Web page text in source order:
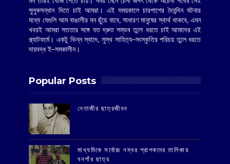
সুলুকসন্ধান দিতে চাই আমরা। এই সময়কালে চারপাশের দৈনন্দিন ঘটনার
মধ্যে যেগুলি আম বাঙালীর মন ছুঁয়ে যাবে, সাধারণ মানুষের স্বার্থ থাকবে, এমন
খবরই আমরা সততার সঙ্গে যত দ্রুত সম্ভব তুলে ধরতে চাই আমাদের এই
প্ল্যাটফর্মে। একটু ভিন্ন স্বাদে, সুস্থ সাহিত্য–সংস্কৃতির পরিচয় তুলে ধরতে
দায়বদ্ধ ই–সমকালীন।
Popular Posts
‌নেতাজীর ছাত্রজীবন
মাধ্যমিকে সর্বোচ্চ নম্বর প্রাপকদের তালিকায়
বনগাঁর ছাত্র